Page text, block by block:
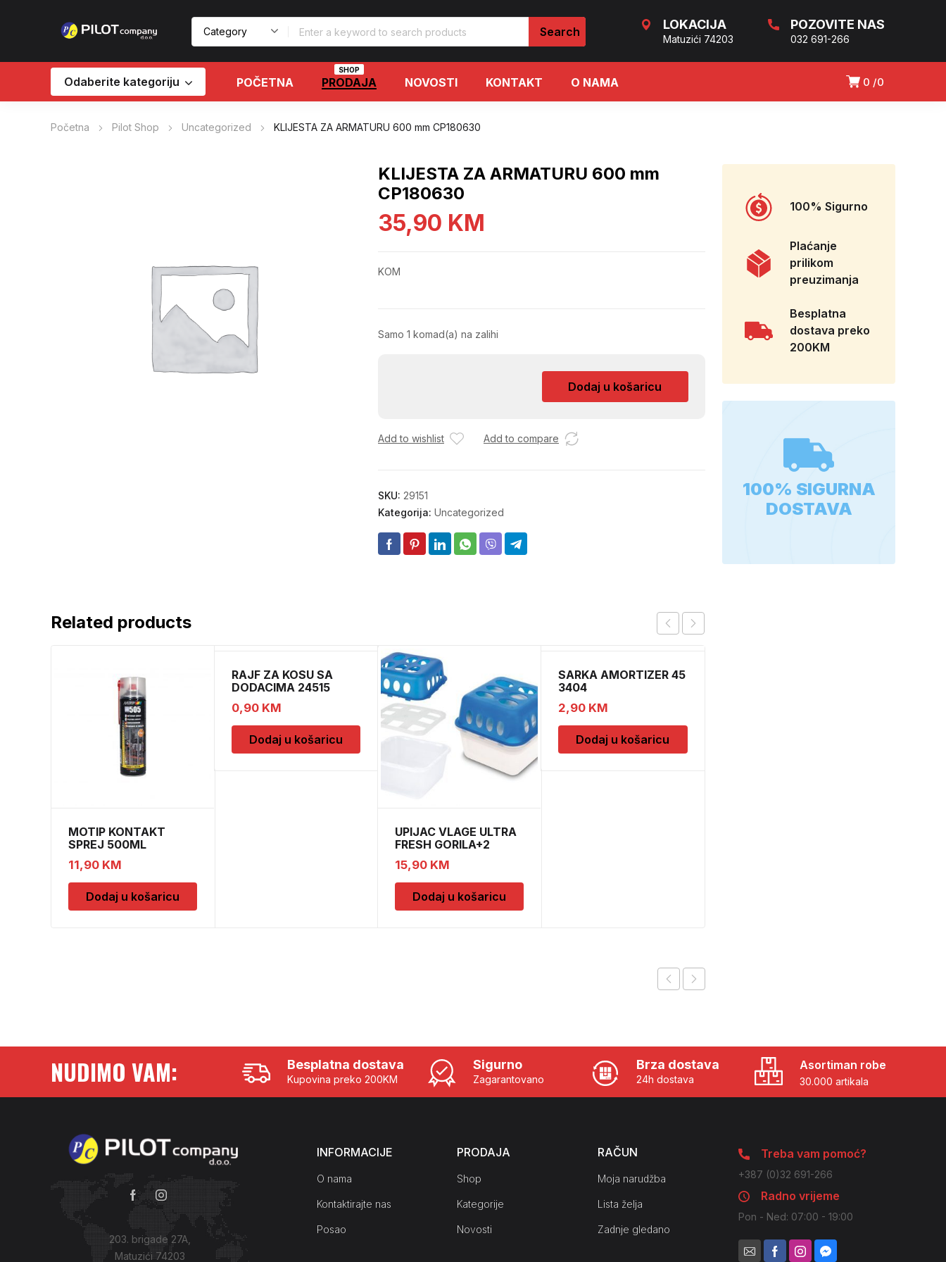
LOKACIJA
Matuzići 74203
POZOVITE NAS
032 691-266
0 0
Odaberite kategoriju POČETNA PRODAJA
SHOP
NOVOSTI KONTAKT O NAMA
Početna Pilot Shop Uncategorized KLIJESTA ZA ARMATURU 600 mm CP180630
KLIJESTA ZA ARMATURU 600 mm
CP180630
35,90 KM
KOM
Samo 1 komad(a) na zalihi
mm
Dodaj u košaricu
Add to wishlist Add to compare
SKU: 29151
Kategorija: Uncategorized
Related products
MOTIP KONTAKT
SPREJ 500ML
M090505
11,90 KM
Dodaj u košaricu
RAJF ZA KOSU SA
DODACIMA 24515
CH52451
0,90 KM
Dodaj u košaricu
UPIJAC VLAGE ULTRA
FRESH GORILA+2
DOPUNE
15,90 KM
Dodaj u košaricu
SARKA AMORTIZER 45
3404
2,90 KM
Dodaj u košaricu
100% Sigurno
Plaćanje
prilikom
preuzimanja
Besplatna
dostava preko
200KM
100% SIGURNA
DOSTAVA
NUDIMO VAM: Besplatna dostava
Kupovina preko 200KM
Sigurno
Zagarantovano
Brza dostava
24h dostava
Asortiman robe
30.000 artikala
203. brigade 27A,
Matuzići 74203
INFORMACIJE
O nama
Kontaktirajte nas
Posao
PRODAJA
Shop
Kategorije
Novosti
RAČUN
Moja narudžba
Lista želja
Zadnje gledano
Treba vam pomoć?
+387 (0)32 691-266
Radno vrijeme
Pon - Ned: 07:00 - 19:00